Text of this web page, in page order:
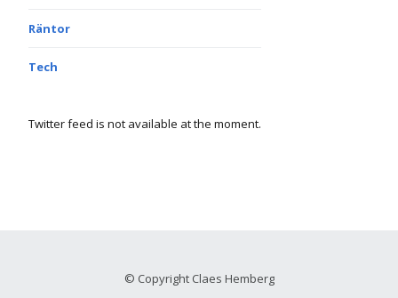
Räntor
Tech
Twitter feed is not available at the moment.
© Copyright Claes Hemberg